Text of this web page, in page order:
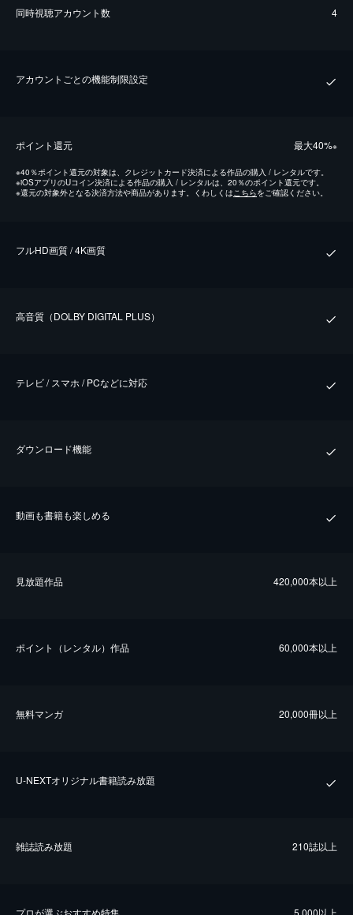
同時視聴アカウント数 4
アカウントごとの機能制限設定
ポイント還元 最⼤40%※
※40％ポイント還元の対象は、クレジットカード決済による作品の購入 / レンタルです。
※iOSアプリのUコイン決済による作品の購入 / レンタルは、20％のポイント還元です。
※還元の対象外となる決済方法や商品があります。くわしくはこちらをご確認ください。
フルHD画質 / 4K画質
⾼⾳質（DOLBY DIGITAL PLUS）
テレビ / スマホ / PCなどに対応
ダウンロード機能
動画も書籍も楽しめる
⾒放題作品 420,000本以上
ポイント（レンタル）作品 60,000本以上
無料マンガ 20,000冊以上
U-NEXTオリジナル書籍読み放題
雑誌読み放題 210誌以上